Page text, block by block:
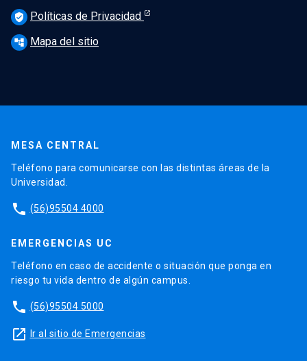
verified_user Políticas de Privacidad
account_tree Mapa del sitio
MESA CENTRAL
Teléfono para comunicarse con las distintas áreas de la
Universidad.
phone (56)95504 4000
EMERGENCIAS UC
Teléfono en caso de accidente o situación que ponga en
riesgo tu vida dentro de algún campus.
phone (56)95504 5000
launch Ir al sitio de Emergencias